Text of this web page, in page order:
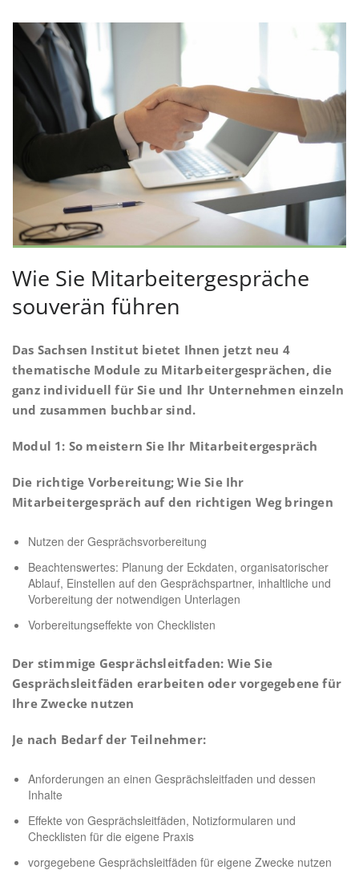
Wie Sie Mitarbeitergespräche
souverän führen
Das Sachsen Institut bietet Ihnen jetzt neu 4
thematische Module zu Mitarbeitergesprächen, die
ganz individuell für Sie und Ihr Unternehmen einzeln
und zusammen buchbar sind.
Modul 1: So meistern Sie Ihr Mitarbeitergespräch
Die richtige Vorbereitung; Wie Sie Ihr
Mitarbeitergespräch auf den richtigen Weg bringen
Nutzen der Gesprächsvorbereitung
Beachtenswertes: Planung der Eckdaten, organisatorischer
Ablauf, Einstellen auf den Gesprächspartner, inhaltliche und
Vorbereitung der notwendigen Unterlagen
Vorbereitungseffekte von Checklisten
Der stimmige Gesprächsleitfaden: Wie Sie
Gesprächsleitfäden erarbeiten oder vorgegebene für
Ihre Zwecke nutzen
Je nach Bedarf der Teilnehmer:
Anforderungen an einen Gesprächsleitfaden und dessen
Inhalte
Effekte von Gesprächsleitfäden, Notizformularen und
Checklisten für die eigene Praxis
vorgegebene Gesprächsleitfäden für eigene Zwecke nutzen